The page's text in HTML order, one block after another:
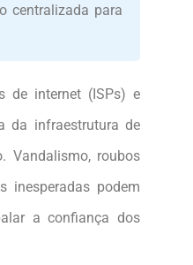
centralizada para
de internet (ISPs) e
da infraestrutura de
Vandalismo, roubos
inesperadas podem
a confiança dos